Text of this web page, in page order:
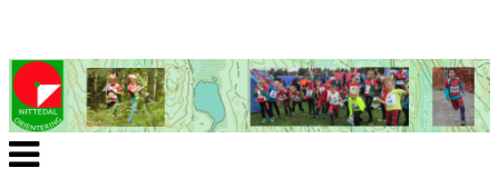
Veksle
navigasjon